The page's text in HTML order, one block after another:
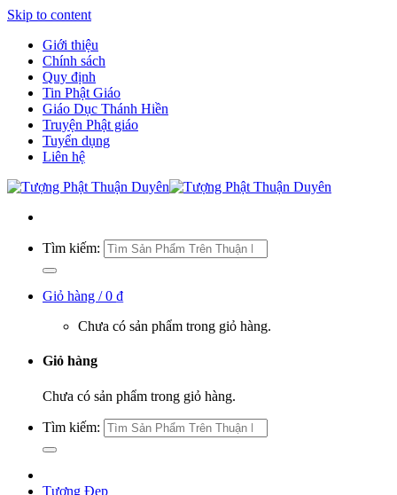
Skip to content
Giới thiệu
Chính sách
Quy định
Tin Phật Giáo
Giáo Dục Thánh Hiền
Truyện Phật giáo
Tuyển dụng
Liên hệ
Tìm kiếm:
Giỏ hàng /0 ₫
Chưa có sản phẩm trong giỏ hàng.
Giỏ hàng
Chưa có sản phẩm trong giỏ hàng.
Tìm kiếm:
Tượng Đẹp